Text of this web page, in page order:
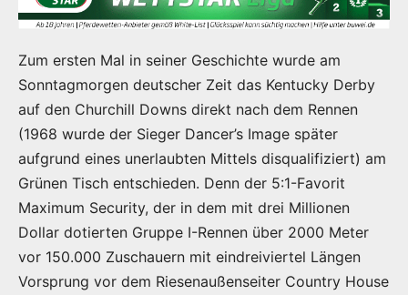
Zum ersten Mal in seiner Geschichte wurde am
Sonntagmorgen deutscher Zeit das Kentucky Derby
auf den Churchill Downs direkt nach dem Rennen
(1968 wurde der Sieger Dancer’s Image später
aufgrund eines unerlaubten Mittels disqualifiziert) am
Grünen Tisch entschieden. Denn der 5:1-Favorit
Maximum Security, der in dem mit drei Millionen
Dollar dotierten Gruppe I-Rennen über 2000 Meter
vor 150.000 Zuschauern mit eindreiviertel Längen
Vorsprung vor dem Riesenaußenseiter Country House